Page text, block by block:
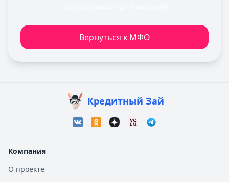
Вернуться к МФО
Кредитный Зай
Компания
О проекте